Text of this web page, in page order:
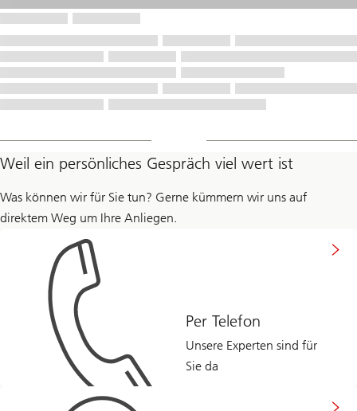
Weil ein persönliches Gespräch viel wert ist
Was können wir für Sie tun? Gerne kümmern wir uns auf
direktem Weg um Ihre Anliegen.
Per Telefon
Unsere Experten sind für
Sie da